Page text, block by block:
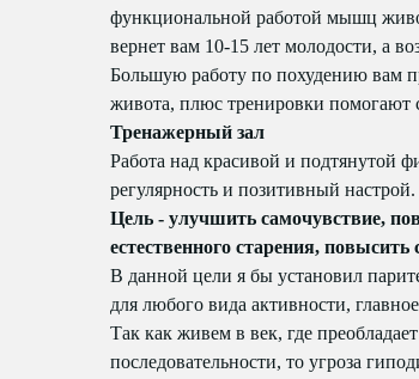
функциональной работой мышц
вернет вам 10-15 лет молодости, а
Большую работу по похудению вам
живота, плюс тренировки помогают
Тренажерный зал
Работа над красивой и подтянутой
регулярность и позитивный настрой.
Цель - улучшить самочувствие,
естественного старения, повысить
В данной цели я бы уcтановил
для любого вида активности,
Так как живем в век, где
последовательности, то угроза